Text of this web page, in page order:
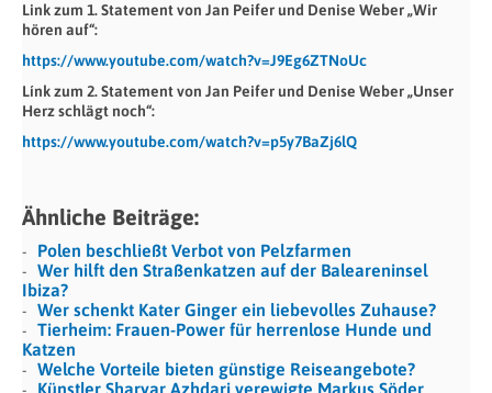
Link zum 1. Statement von Jan Peifer und Denise Weber „Wir
hören auf“:
https://www.youtube.com/watch?v=J9Eg6ZTNoUc
Línk zum 2. Statement von Jan Peifer und Denise Weber „Unser
Herz schlägt noch“:
https://www.youtube.com/watch?v=p5y7BaZj6lQ
Ähnliche Beiträge:
Polen beschließt Verbot von Pelzfarmen
Wer hilft den Straßenkatzen auf der Baleareninsel
Ibiza?
Wer schenkt Kater Ginger ein liebevolles Zuhause?
Tierheim: Frauen-Power für herrenlose Hunde und
Katzen
Welche Vorteile bieten günstige Reiseangebote?
Künstler Sharyar Azhdari verewigte Markus Söder